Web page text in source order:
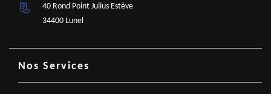
40 Rond Point Julius Estève
34400 Lunel
Nos Services